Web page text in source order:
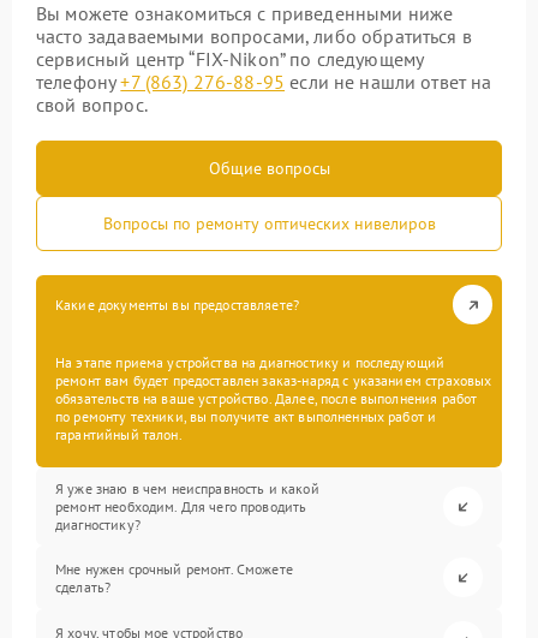
Вы можете ознакомиться с приведенными ниже
часто задаваемыми вопросами, либо обратиться в
сервисный центр “FIX-Nikon” по следующему
телефону+7 (863) 276-88-95 если не нашли ответ на
свой вопрос.
Общие вопросы
Вопросы по ремонту оптических нивелиров
Какие документы вы предоставляете?
На этапе приема устройства на диагностику и последующий
ремонт вам будет предоставлен заказ-наряд с указанием страховых
обязательств на ваше устройство. Далее, после выполнения работ
по ремонту техники, вы получите акт выполненных работ и
гарантийный талон.
Я уже знаю в чем неисправность и какой
ремонт необходим. Для чего проводить
диагностику?
Мне нужен срочный ремонт. Сможете
сделать?
Я хочу, чтобы мое устройство